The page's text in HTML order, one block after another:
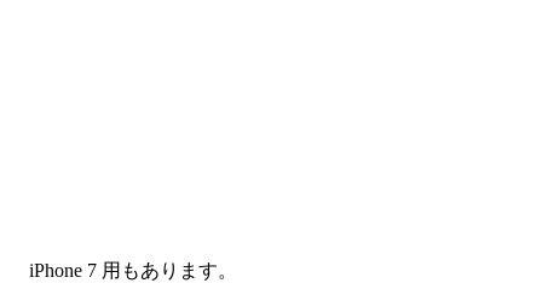
iPhone 7 用もあります。